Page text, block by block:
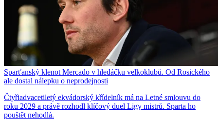
Sparťanský klenot Mercado v hledáčku velkoklubů. Od Rosického
ale dostal nálepku o neprodejnosti
Čtyřiadvacetiletý ekvádorský křídelník má na Letné smlouvu do
roku 2029 a právě rozhodl klíčový duel Ligy mistrů. Sparta ho
pouštět nehodlá.